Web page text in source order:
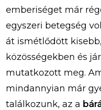
emberiséget már
egyszeri betegség
át ismétlődött
közösségekben és
mutatkozott meg.
mindannyian már
találkozunk, az a